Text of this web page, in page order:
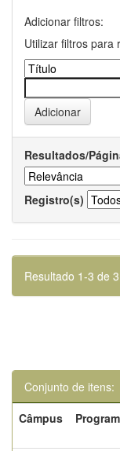
Adicionar filtros:
Utilizar filtros para
Resultados/
Registro(s)
Resultado 1-3 de
Conjunto de itens:
Câmpus